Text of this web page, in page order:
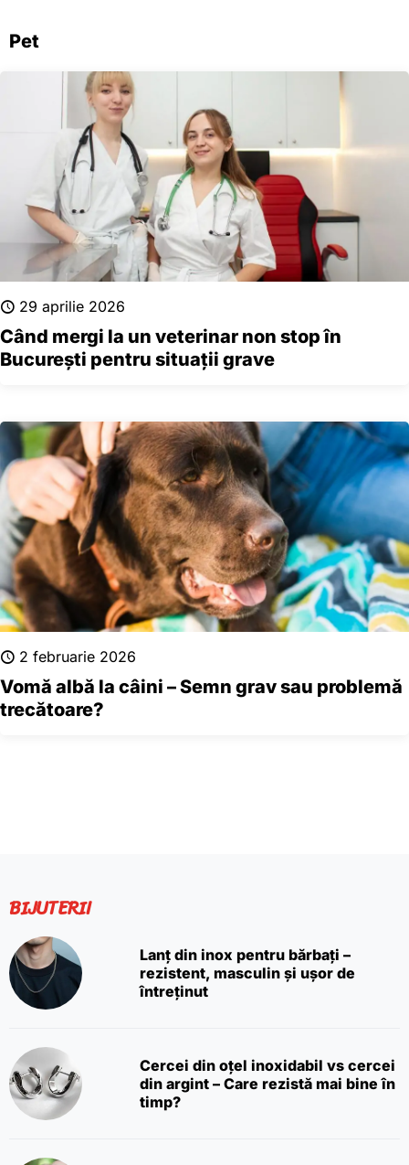
Pet
29 aprilie 2026
Când mergi la un veterinar non stop în
București pentru situații grave
2 februarie 2026
Vomă albă la câini – Semn grav sau problemă
trecătoare?
BIJUTERII
Lanț din inox pentru bărbați –
rezistent, masculin și ușor de
întreținut
Cercei din oțel inoxidabil vs cercei
din argint – Care rezistă mai bine în
timp?